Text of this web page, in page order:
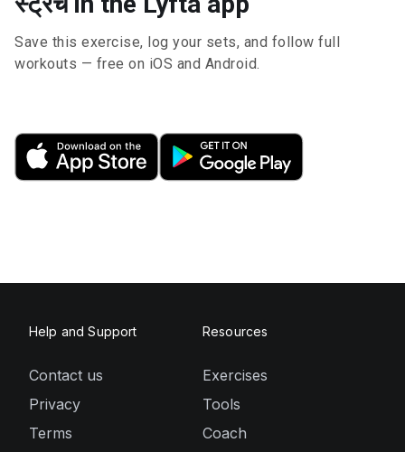
Save this exercise, log your sets, and follow full
workouts — free on iOS and Android.
Help and Support
Contact us
Privacy
Terms
Resources
Exercises
Tools
Coach